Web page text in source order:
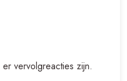
vervolgreacties zijn.